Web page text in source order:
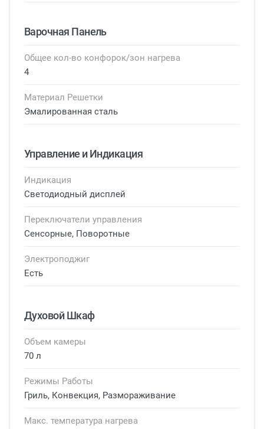
Варочная Панель
Общее кол-во конфорок/зон нагрева
4
Материал Решетки
Эмалированная сталь
Управление и Индикация
Индикация
Светодиодный дисплей
Переключатели управления
Сенсорные, Поворотные
Электроподжиг
Есть
Духовой Шкаф
Объем камеры
70 л
Режимы Работы
Гриль, Конвекция, Размораживание
Макс. температура нагрева